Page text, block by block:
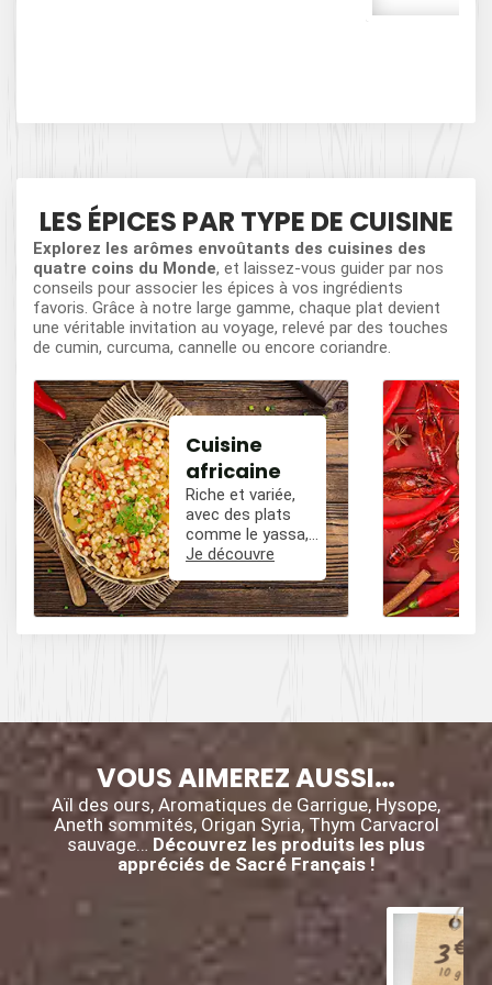
LES ÉPICES PAR TYPE DE CUISINE
Explorez les arômes envoûtants des cuisines des
quatre coins du Monde, et laissez-vous guider par nos
conseils pour associer les épices à vos ingrédients
favoris. Grâce à notre large gamme, chaque plat devient
une véritable invitation au voyage, relevé par des touches
de cumin, curcuma, cannelle ou encore coriandre.
Cuisine
africaine
Riche et variée,
avec des plats
comme le yassa,
le poulet mafé, et
épicées avec du
poivre, du cumin,
et des piments.
Je découvre
VOUS AIMEREZ AUSSI…
Aïl des ours, Aromatiques de Garrigue, Hysope,
Aneth sommités, Origan Syria, Thym Carvacrol
sauvage… Découvrez les produits les plus
appréciés de Sacré Français !
3€
10 g